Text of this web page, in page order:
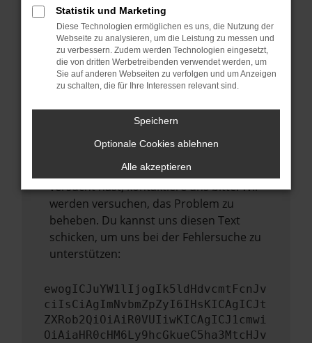
vorübergehende Probleme zu beheben.
Stelle sicher, dass dein Browser und dein
Betriebssystem auf dem neuesten Stand
sind.
Veraltete Software birgt nicht nur ein
führen, dass bestimmte Funktionen nicht
mehr unterstützt werden.
Wende dich an den Webseitenbetreiber.
Wenn du alle oben genannten Schritte
versucht hast, kontaktiere uns bitte. Wir
werden versuchen, das Problem zu
beheben. Du kannst uns diesen Text
schicken, um uns bei der Fehlersuche zu
unterstützen:
ewogICJuYW1lIjogIk5ldHdvcmtFcnJv
ciIsCiAgImNvbmZpZyI6IHsKICAgICJt
ZXRob2QiOiAiR0VUIiwKICAgICJ1cmwi
OiAiaHR0cHM6Ly9hcGkueC5ha3MtcHJv
Statistik und Marketing
Diese Technologien ermöglichen es uns, die Nutzung der
Webseite zu analysieren, um die Leistung zu messen und
zu verbessern. Zudem werden Technologien eingesetzt,
die von dritten Werbetreibenden verwendet werden, um
Sie auf anderen Webseiten zu verfolgen und um Anzeigen
zu schalten, die für Ihre Interessen relevant sind.
Speichern
Optionale Cookies ablehnen
Alle akzeptieren